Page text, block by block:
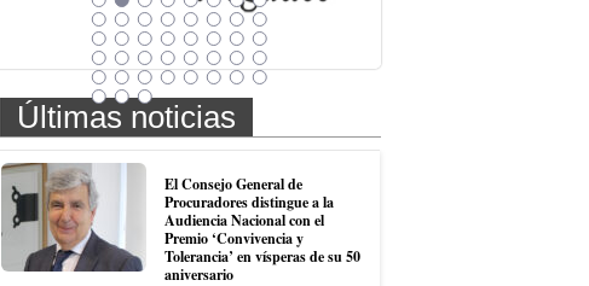
Últimas noticias
El Consejo General de
Procuradores distingue a la
Audiencia Nacional con el
Premio ‘Convivencia y
Tolerancia’ en vísperas de su 50
aniversario